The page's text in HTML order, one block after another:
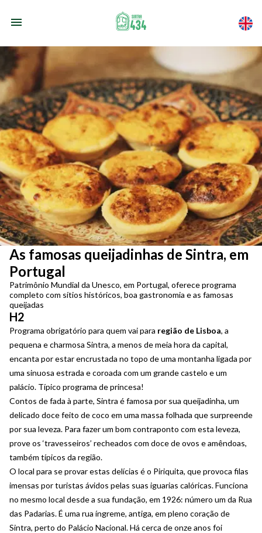
As famosas queijadinhas de Sintra, em
Portugal
Patrimônio Mundial da Unesco, em Portugal, oferece programa
completo com sítios históricos, boa gastronomia e as famosas
queijadas
H2
Programa obrigatório para quem vai para região de Lisboa, a
pequena e charmosa Sintra, a menos de meia hora da capital,
encanta por estar encrustada no topo de uma montanha ligada por
uma sinuosa estrada e coroada com um grande castelo e um
palácio. Típico programa de princesa!
Contos de fada à parte, Sintra é famosa por sua queijadinha, um
delicado doce feito de coco em uma massa folhada que surpreende
por sua leveza. Para fazer um bom contraponto com esta leveza,
prove os ‘travesseiros’ recheados com doce de ovos e amêndoas,
também típicos da região.
O local para se provar estas delícias é o Piriquita, que provoca filas
imensas por turistas ávidos pelas suas iguarias calóricas. Funciona
no mesmo local desde a sua fundação, em 1926: número um da Rua
das Padarias. É uma rua íngreme, antiga, em pleno coração de
Sintra, perto do Palácio Nacional. Há cerca de onze anos foi